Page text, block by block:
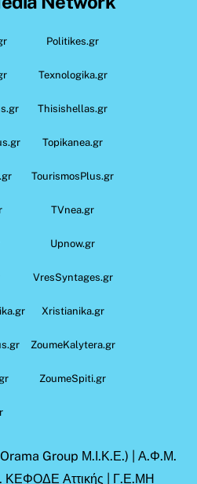
Politikes.gr
Texnologika.gr
Thisishellas.gr
Topikanea.gr
TourismosPlus.gr
TVnea.gr
Upnow.gr
VresSyntages.gr
Xristianika.gr
ZoumeKalytera.gr
ZoumeSpiti.gr
Group Μ.Ι.Κ.Ε.) | Α.Φ.Μ.
ΚΕΦΟΔΕ Αττικής | Γ.Ε.ΜΗ